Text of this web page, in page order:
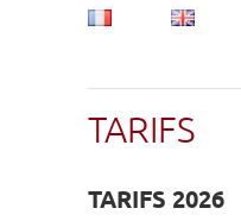
TARIFS
TARIFS 2026